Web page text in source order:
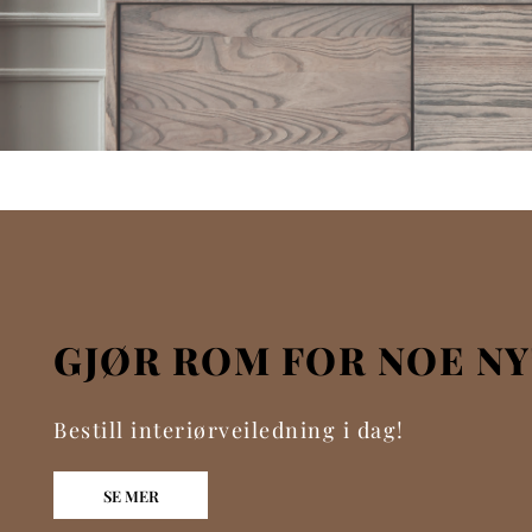
GJØR ROM FOR NOE
Bestill interiørveiledning i dag!
SE MER